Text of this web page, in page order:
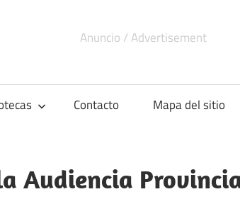
Contacto Mapa del sitio
Audiencia